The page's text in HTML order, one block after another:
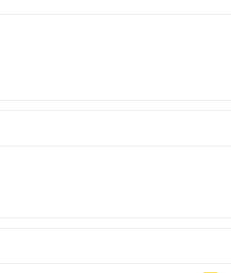
礼メールはしま
◆画像は液晶の関
安価で良い化粧